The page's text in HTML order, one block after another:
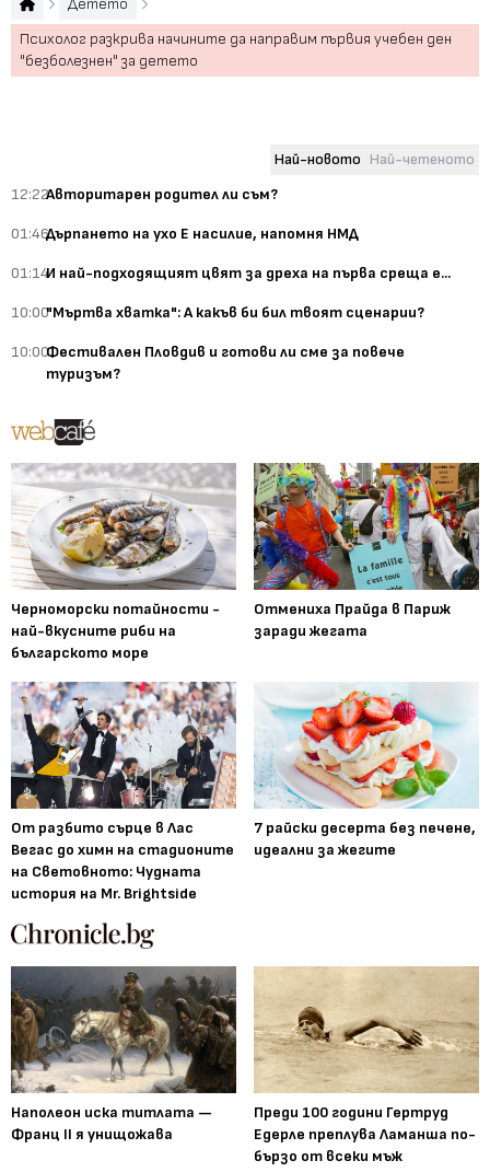
Детето
Психолог разкрива начините да направим първия учебен ден
"безболезнен" за детето
Най-новото Най-четеното
12:22Авторитарен родител ли съм?
01:46Дърпането на ухо Е насилие, напомня НМД
01:14И най-подходящият цвят за дреха на първа среща е...
10:00"Мъртва хватка": А какъв би бил твоят сценарии?
10:00Фестивален Пловдив и готови ли сме за повече
туризъм?
Черноморски потайности -
най-вкусните риби на
българското море
Отмениха Прайда в Париж
заради жегата
От разбито сърце в Лас
Вегас до химн на стадионите
на Световното: Чудната
история на Mr. Brightside
7 райски десерта без печене,
идеални за жегите
Наполеон иска титлата —
Франц II я унищожава
Преди 100 години Гертруд
Едерле преплува Ламанша по-
бързо от всеки мъж